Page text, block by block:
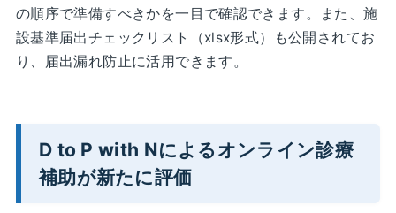
の順序で準備すべきかを一目で確認できます。また、施
設基準届出チェックリスト（xlsx形式）も公開されてお
り、届出漏れ防止に活用できます。
D to P with Nによるオンライン診療
補助が新たに評価